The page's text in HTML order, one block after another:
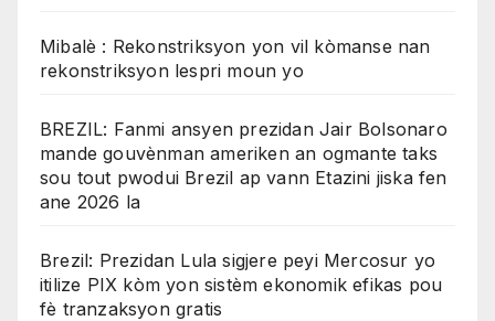
Mibalè : Rekonstriksyon yon vil kòmanse nan
rekonstriksyon lespri moun yo
BREZIL: Fanmi ansyen prezidan Jair Bolsonaro
mande gouvènman ameriken an ogmante taks
sou tout pwodui Brezil ap vann Etazini jiska fen
ane 2026 la
Brezil: Prezidan Lula sigjere peyi Mercosur yo
itilize PIX kòm yon sistèm ekonomik efikas pou
fè tranzaksyon gratis